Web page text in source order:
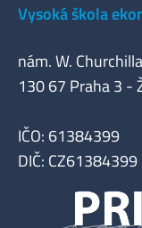
Vysoká škola
nám. W.
130 67 Praha 3 -
IČO: 61384399
DIČ: CZ61384399